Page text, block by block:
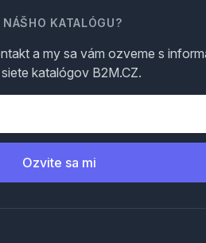
KATALÓGU?
a my sa vám ozveme s
katalógov B2M.CZ.
Ozvite sa mi